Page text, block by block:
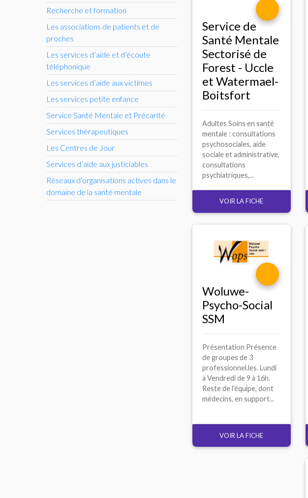
Recherche et formation
Les associations de patients et de
proches
Les services d’aide et d’écoute
téléphonique
Les services d’aide aux victimes
Les services petite enfance
Service Santé Mentale et Précarité
Services thérapeutiques
Les Centres de Jour
Services d’aide aux justiciables
Réseaux d’organisations actives dans le
domaine de la santé mentale
Service de
Santé Mentale
Sectorisé de
Forest - Uccle
et Watermael-
Boitsfort
Adultes Soins en santé
mentale : consultations
psychosociales, aide
sociale et administrative,
consultations
psychiatriques,...
VOIR LA FICHE
Woluwe-
Psycho-Social
SSM
Présentation Présence
de groupes de 3
professionnel.les. Lundi
à Vendredi de 9 à 16h.
Reste de l’équipe, dont
médecins, en support...
VOIR LA FICHE